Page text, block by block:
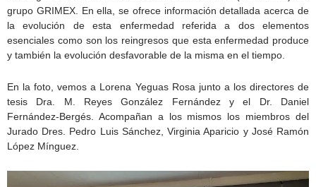
grupo GRIMEX. En ella, se ofrece información detallada acerca de
la evolución de esta enfermedad referida a dos elementos
esenciales como son los reingresos que esta enfermedad produce
y también la evolución desfavorable de la misma en el tiempo.
En la foto, vemos a Lorena Yeguas Rosa junto a los directores de
tesis Dra. M. Reyes González Fernández y el Dr. Daniel
Fernández-Bergés. Acompañan a los mismos los miembros del
Jurado Dres. Pedro Luis Sánchez, Virginia Aparicio y José Ramón
López Mínguez.